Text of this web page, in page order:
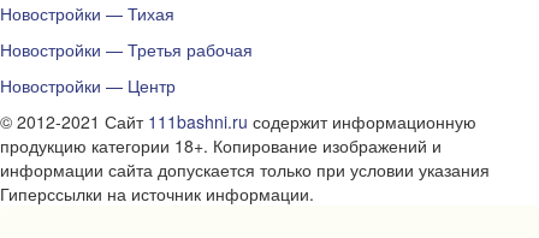
Новостройки — Тихая
Новостройки — Третья рабочая
Новостройки — Центр
© 2012-2021 Сайт 111bashni.ru содержит информационную
продукцию категории 18+. Копирование изображений и
информации сайта допускается только при условии указания
Гиперссылки на источник информации.